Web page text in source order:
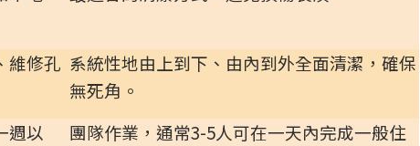
維修孔 系統性地由上到下、由內到外全面清潔，確保
無死角。
週以
團隊作業，通常3-5人可在一天內完成一般住